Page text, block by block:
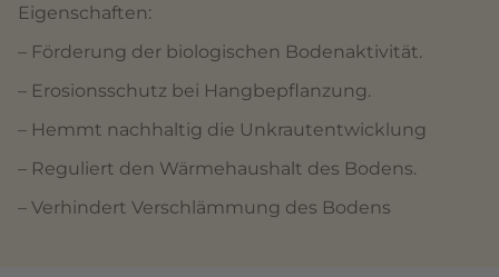
Eigenschaften:
– Förderung der biologischen Bodenaktivität.
– Erosionsschutz bei Hangbepflanzung.
– Hemmt nachhaltig die Unkrautentwicklung
– Reguliert den Wärmehaushalt des Bodens.
– Verhindert Verschlämmung des Bodens